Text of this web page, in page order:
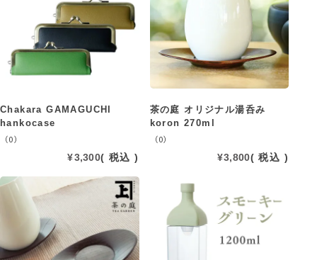
Chakara GAMAGUCHI
hankocase
（0）
¥3,300 税込
茶の庭 オリジナル湯呑み
koron 270ml
（0）
¥3,800 税込